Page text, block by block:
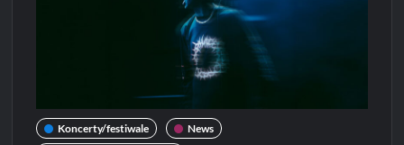
Koncerty/festiwale
News